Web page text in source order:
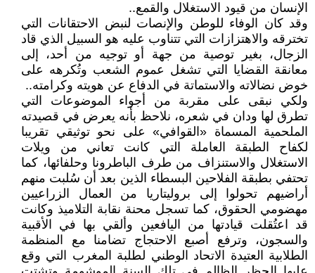
الإنسان من قيود الاستغلال والقمع..
وقد كان الوفاء للوطن والإنصات لنبض الاحتقانات التي
تخترقه والاهتزازات التي تتناوب عليه هو السبيل الذي قاد
الزجال، بغير توصية من جهة أو توجيه من أحد، إلى
معانقة القضايا التي تشغل عموم الشعب وتُكرهه على
خوض نضالاته والاستماتة في الدفاع عن هويته وكرامته..
ولكي نبقى على مقربة من أجواء الموضوعات التي
تطرق لها ودان في شعره، نلاحظ بأنه يعرض في قصيدته
الملحمية المسماة «القوافي» على نحو توثيقي تقريبا
لكفاح الطبقة العاملة التي كانت تعاني من ويلات
الاستغلال والاستنزاف من طرف الباطرونا وحلفائها، كما
تحتفي بطبقة الفلاحين البسطاء الذين بعد أن سُلبت منهم
أراضيهم تحولوا إلى بروليتاريا من العمال الزراعيين
مهضومي الحقوق، كما تسجل محنة نقابة التلاميذ وكانت
قد اعتُقلت قيادتها من اليافعين وألقي بها في الأقبية
والسجون، وترفع أصبع الاحتجاج تضامنا مع المنظمة
الطلابية العتيدة الاتحاد الوطني لطلبة المغرب التي وقع